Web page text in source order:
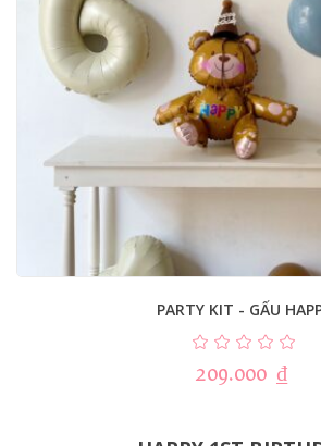
PARTY KIT - GẤU
209.000 ₫